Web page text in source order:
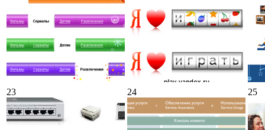
23 24 25